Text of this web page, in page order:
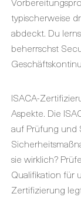
typischerweise
abdeckt. Du
beherrschst
ISACA-
Aspekte. Die
auf Prüfung und
sie wirklich?
Qualifikation für
Zertifizierung